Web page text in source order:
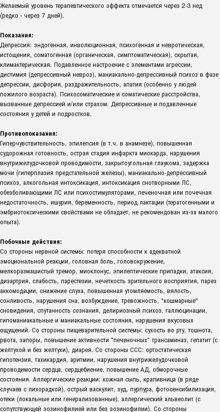
Желаемый уровень терапевтического эффекта отмечается через 2-3 нед
(редко - через 7 дней).
Показания:
Депрессия: эндогенная, инволюционная, психогенная и невротическая,
истощения, соматогенная (органическая, симптоматическая), скрытая,
климактерическая. Подавленное настроение с элементами агрессии,
дистимия (депрессивный невроз), маниакально-депрессивный психоз в фазе
депрессии, дисфория, раздражительность, апатия (особенно у людей
пожилого возраста). Психосоматические и соматические расстройства,
вызванные депрессией и/или страхом. Депрессивные и подавленные
состояния у детей и подростков.
Противопоказания:
Гиперчувствительность, эпилепсия (в т.ч. в анамнезе), повышенная
судорожная готовность, острая стадия инфаркта миокарда, нарушения
внутрижелудочковой проводимости, закрытоугольная глаукома, задержка
мочи (гиперплазия предстательной железы), маниакально-депрессивный
психоз, алкогольная интоксикация, интоксикация снотворными ЛС,
обезболивающими ЛС или психостимуляторами, печеночная или почечная
недостаточность, ишурия, беременность, период лактации (тератогенными и
эмбриотоксическими свойствами не обладает, не рекомендован из-за малого
опыта).
Побочные действия:
Со стороны нервной системы: потеря способности к адекватной
эмоциональной реакции, головная боль, головокружение,
мелкоразмашистый тремор, миоклонус, эпилептические припадки, атаксия,
дизартрия, слабость, парестезии, нечеткость зрительного восприятия, парез
аккомодации, снижение слуха, повышенная утомляемость, вялость,
сонливость, нарушения сна, возбуждение, тревожность, "кошмарные"
сновидения, спутанность сознания, делириозный психоз, галлюцинации,
гипоманиакальные и маниакальные состояния, нарушения вкусовых
ощущений. Со стороны пищеварительной системы: сухость во рту, тошнота,
рвота, запоры, повышение активности "печеночных" трансаминаз, гепатит (с
желтухой и без желтухи), диарея. Со стороны ССС: ортостатическая
гипотензия, тахикардия, аритмии, нарушения внутрижелудочковой
проводимости сердца, сердцебиение, повышение АД, обморочные
состояния. Аллергические реакции: кожная сыпь, крапивница (в ряде
случаев с лихорадкой), острый васкулит, зуд, пурпура, фотосенсибилизация,
отеки (локальные или генерализованные), аллергический альвеолит (с
сопутствующей эозинофилией или без эозинофилии). Со стороны